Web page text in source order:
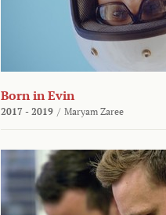
Born in Evin
2017 - 2019 / Maryam Zaree